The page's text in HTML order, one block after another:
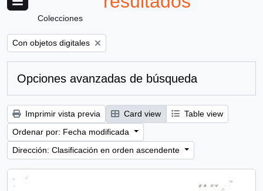
Colecciones
Remove filter:
Con objetos digitales
Opciones avanzadas de búsqueda
Imprimir vista previa Card view
Table view
Ordenar por: Fecha modificada
Dirección: Clasificación en orden ascendente